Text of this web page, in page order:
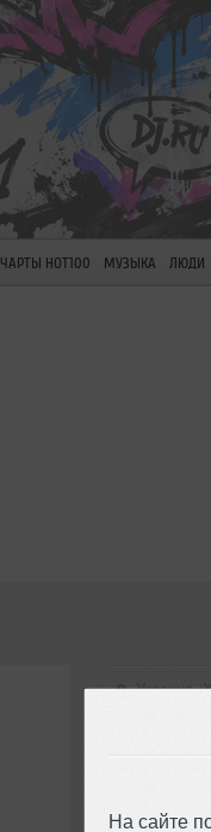
На сайте
ЧАРТЫ HOT100 МУЗЫКА ЛЮДИ
Украина,